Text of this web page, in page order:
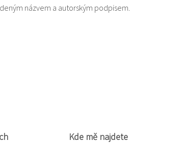
názvem a autorským podpisem.
Kde mě najdete